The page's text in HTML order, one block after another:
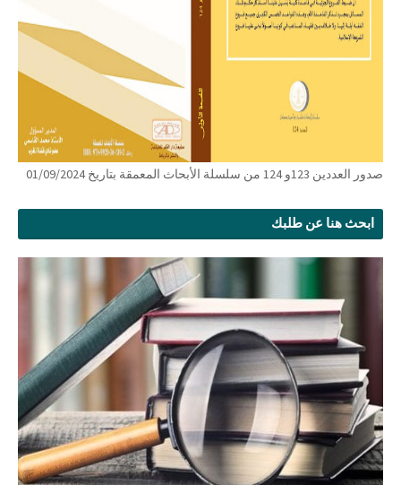
صدور العددين 123و 124 من سلسلة الأبحاث المعمقة بتاريخ 01/09/2024
ابحث هنا عن طلبك